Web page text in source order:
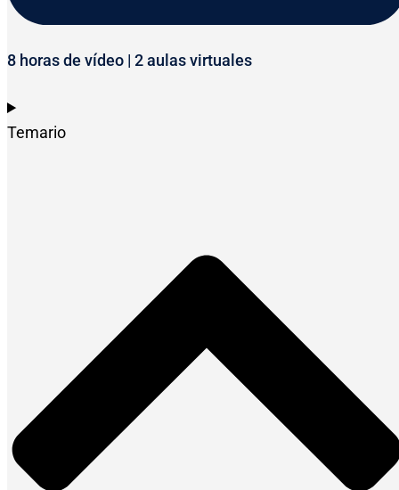
8 horas de vídeo | 2 aulas virtuales
Temario